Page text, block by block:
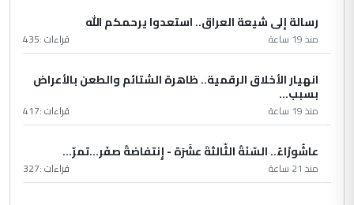
رسالة إلى شيعة العراق.. استعدوا يرحمكم الله
منذ 19 ساعة قراءات :435
انهيار الأخلاق الرقمية.. ظاهرة الشتائم والطعن بالأعراض
بسبب...
منذ 19 ساعة قراءات :417
عاشُورْاءُ.. السّنَةُ الثّالثةَ عشَرَة - إِنتفاضةُ صفَر…تمرّ...
منذ 21 ساعة قراءات :327